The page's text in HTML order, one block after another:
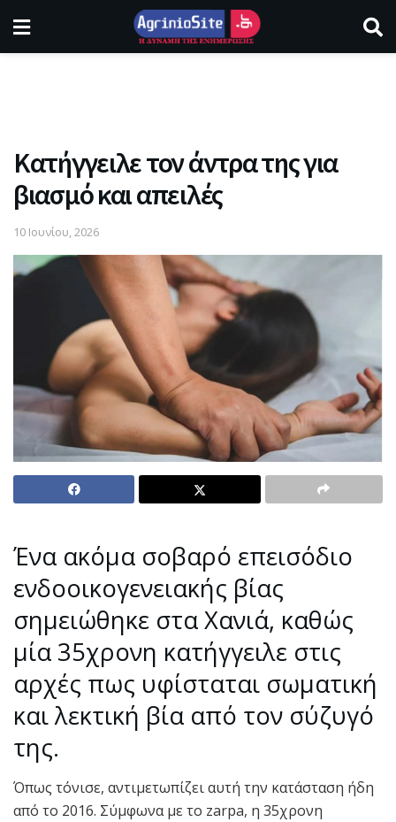
Κατήγγειλε τον άντρα της για
βιασμό και απειλές
10 Ιουνίου, 2026
Ένα ακόμα σοβαρό επεισόδιο
ενδοοικογενειακής βίας
σημειώθηκε στα Χανιά, καθώς
μία 35χρονη κατήγγειλε στις
αρχές πως υφίσταται σωματική
και λεκτική βία από τον σύζυγό
της.
Όπως τόνισε, αντιμετωπίζει αυτή την κατάσταση ήδη
από το 2016. Σύμφωνα με το zarpa, η 35χρονη